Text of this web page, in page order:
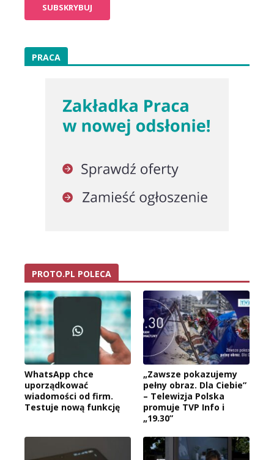
PRACA
PROTO.PL POLECA
WhatsApp chce
uporządkować
wiadomości od firm.
Testuje nową funkcję
„Zawsze pokazujemy
pełny obraz. Dla Ciebie”
– Telewizja Polska
promuje TVP Info i
„19.30”